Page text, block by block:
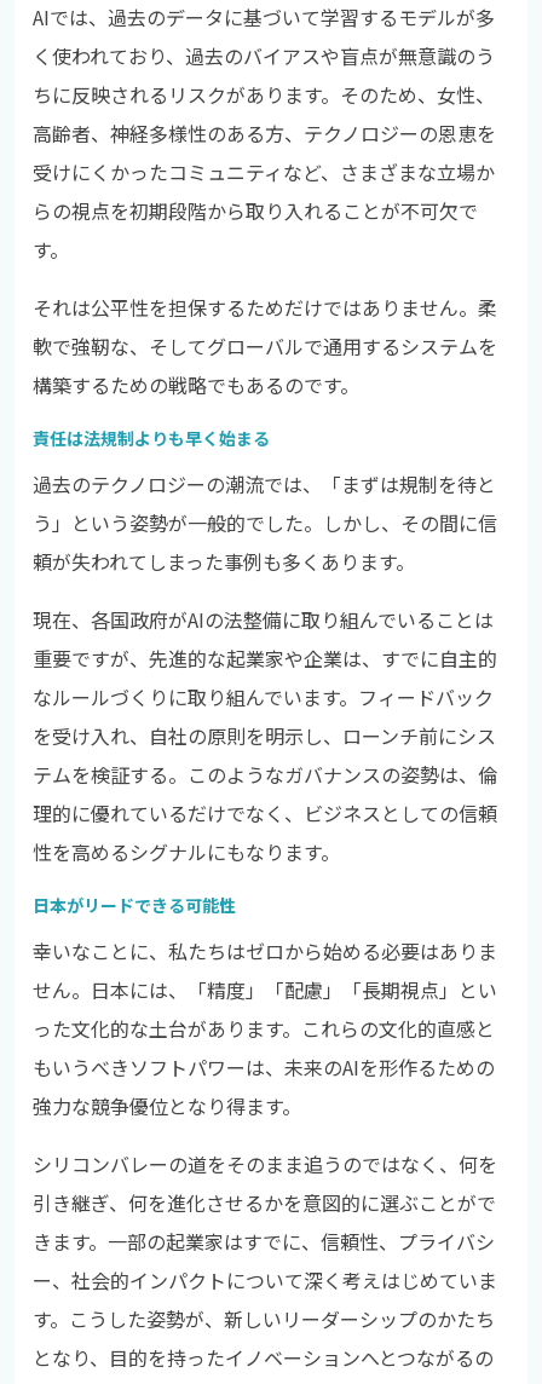
AIでは、過去のデータに基づいて学習するモデルが多
く使われており、過去のバイアスや盲点が無意識のう
ちに反映されるリスクがあります。そのため、女性、
高齢者、神経多様性のある方、テクノロジーの恩恵を
受けにくかったコミュニティなど、さまざまな立場か
らの視点を初期段階から取り入れることが不可欠で
す。
それは公平性を担保するためだけではありません。柔
軟で強靭な、そしてグローバルで通用するシステムを
構築するための戦略でもあるのです。
責任は法規制よりも早く始まる
過去のテクノロジーの潮流では、「まずは規制を待と
う」という姿勢が一般的でした。しかし、その間に信
頼が失われてしまった事例も多くあります。
現在、各国政府がAIの法整備に取り組んでいることは
重要ですが、先進的な起業家や企業は、すでに自主的
なルールづくりに取り組んでいます。フィードバック
を受け入れ、自社の原則を明示し、ローンチ前にシス
テムを検証する。このようなガバナンスの姿勢は、倫
理的に優れているだけでなく、ビジネスとしての信頼
性を高めるシグナルにもなります。
日本がリードできる可能性
幸いなことに、私たちはゼロから始める必要はありま
せん。日本には、「精度」「配慮」「長期視点」とい
った文化的な土台があります。これらの文化的直感と
もいうべきソフトパワーは、未来のAIを形作るための
強力な競争優位となり得ます。
シリコンバレーの道をそのまま追うのではなく、何を
引き継ぎ、何を進化させるかを意図的に選ぶことがで
きます。一部の起業家はすでに、信頼性、プライバシ
ー、社会的インパクトについて深く考えはじめていま
す。こうした姿勢が、新しいリーダーシップのかたち
となり、目的を持ったイノベーションへとつながるの